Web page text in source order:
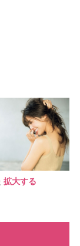
拡大する